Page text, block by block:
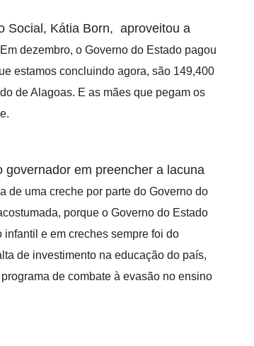
Social, Kátia Born, aproveitou a
dezembro, o Governo do Estado pagou
estamos concluindo agora, são 149,400
de Alagoas. E as mães que pegam os
em preencher a lacuna
de uma creche por parte do Governo do
porque o Governo do Estado
e em creches sempre foi do
de investimento na educação do país,
de combate à evasão no ensino